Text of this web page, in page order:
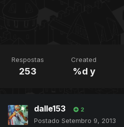
Respostas
253
Created
%d y
dalle153 2
Postado Setembro 9, 2013